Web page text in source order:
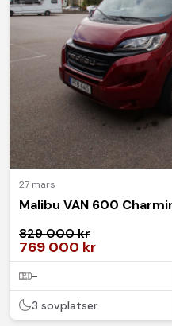
27 mars
Malibu VAN 600
829 000 kr
769 000 kr
-
3 sovplatser